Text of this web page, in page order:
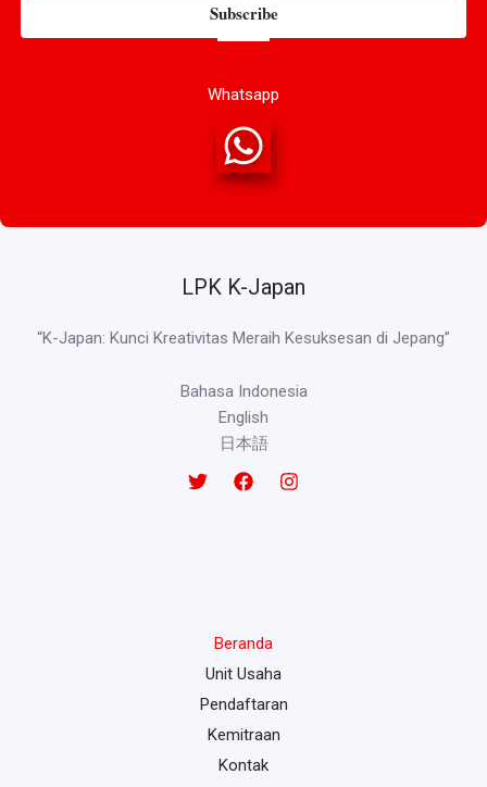
Subscribe
Whatsapp
LPK K-Japan
“K-Japan: Kunci Kreativitas Meraih Kesuksesan di Jepang”
Bahasa Indonesia
English
日本語
Beranda
Unit Usaha
Pendaftaran
Kemitraan
Kontak